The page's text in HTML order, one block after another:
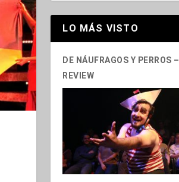
LO MÁS VISTO
DE NÁUFRAGOS Y PERROS –
REVIEW